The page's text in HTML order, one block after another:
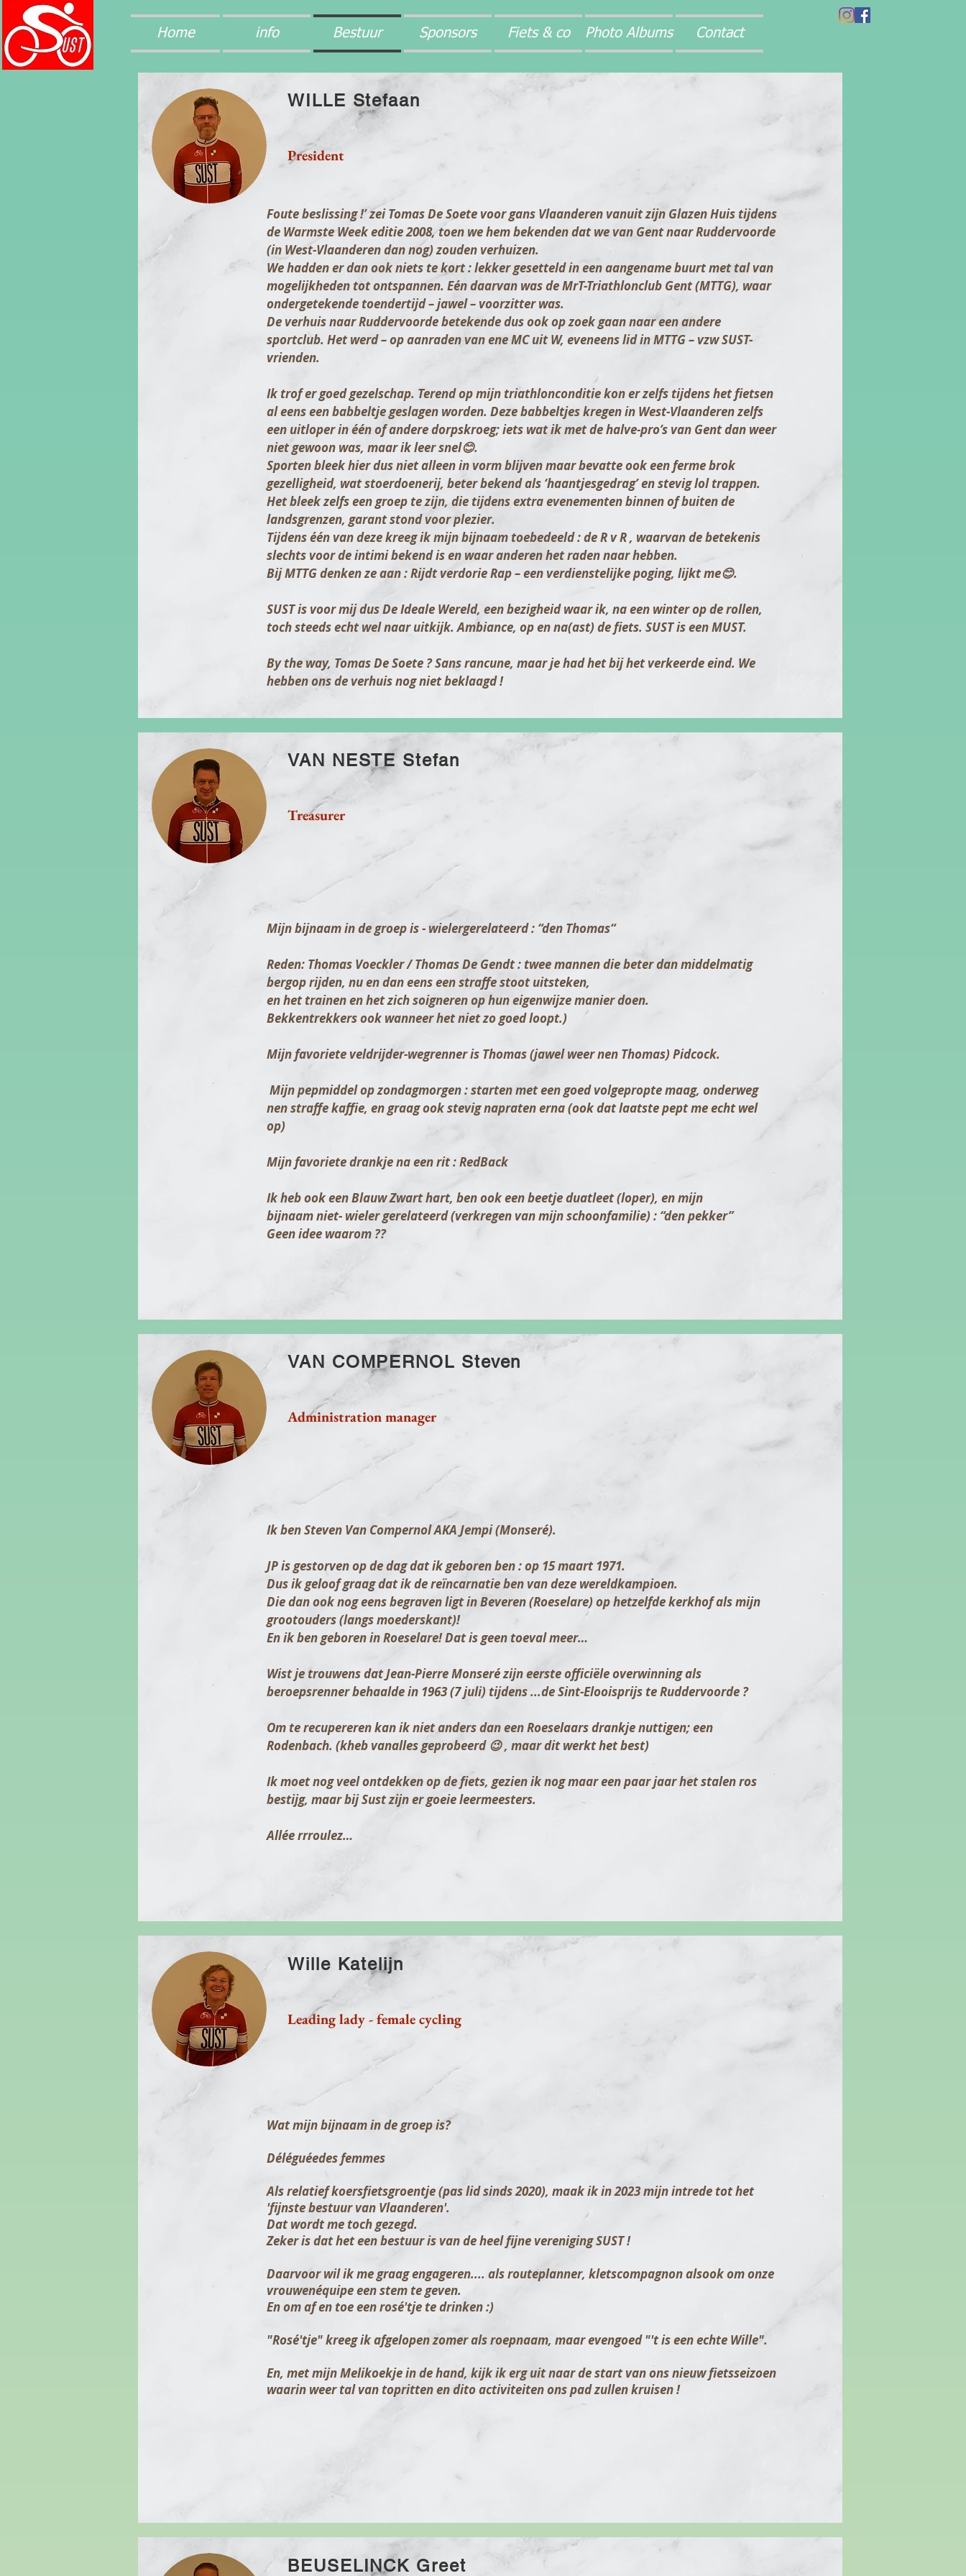
Home info Bestuur Sponsors Fiets & co Photo Albums Contact
WILLE Stefaan
President
Foute beslissing !’ zei Tomas De Soete voor gans Vlaanderen vanuit zijn Glazen Huis tijdens
de Warmste Week editie 2008, toen we hem bekenden dat we van Gent naar Ruddervoorde
(in West-Vlaanderen dan nog) zouden verhuizen.
We hadden er dan ook niets te kort : lekker gesetteld in een aangename buurt met tal van
mogelijkheden tot ontspannen. Eén daarvan was de MrT-Triathlonclub Gent (MTTG), waar
ondergetekende toendertijd – jawel – voorzitter was.
De verhuis naar Ruddervoorde betekende dus ook op zoek gaan naar een andere
sportclub. Het werd – op aanraden van ene MC uit W, eveneens lid in MTTG – vzw SUST-
vrienden.
Ik trof er goed gezelschap. Terend op mijn triathlonconditie kon er zelfs tijdens het fietsen
al eens een babbeltje geslagen worden. Deze babbeltjes kregen in West-Vlaanderen zelfs
een uitloper in één of andere dorpskroeg; iets wat ik met de halve-pro’s van Gent dan weer
niet gewoon was, maar ik leer snel😊.
Sporten bleek hier dus niet alleen in vorm blijven maar bevatte ook een ferme brok
gezelligheid, wat stoerdoenerij, beter bekend als ‘haantjesgedrag’ en stevig lol trappen.
Het bleek zelfs een groep te zijn, die tijdens extra evenementen binnen of buiten de
landsgrenzen, garant stond voor plezier.
Tijdens één van deze kreeg ik mijn bijnaam toebedeeld : deR v R, waarvan de betekenis
slechts voor de intimi bekend is en waar anderen het raden naar hebben.
Bij MTTG denken ze aan :RijdtverdorieRap – een verdienstelijke poging, lijkt me😊.
SUSTis voor mij dus De Ideale Wereld, een bezigheid waar ik, na een winter op de rollen,
toch steeds echt wel naar uitkijk. Ambiance, op en na(ast) de fiets. SUSTis eenMUST.
By the way, Tomas De Soete ? Sans rancune, maar je had het bij het verkeerde eind. We
hebben ons de verhuis nog niet beklaagd !
VAN NESTE Stefan
Treasurer
Mijn bijnaam in de groep is - wielergerelateerd : “den Thomas“
Reden: Thomas Voeckler / Thomas De Gendt : twee mannen die beter dan middelmatig
bergop rijden, nu en dan eens een straffe stoot uitsteken,
en het trainen en het zich soigneren op hun eigenwijze manier doen.
Bekkentrekkers ook wanneer het niet zo goed loopt.)
Mijn favoriete veldrijder-wegrenner is Thomas (jawel weer nen Thomas) Pidcock.
Mijn pepmiddel op zondagmorgen : starten met een goed volgepropte maag, onderweg
nen straffe kaffie, en graag ook stevig napraten erna (ook dat laatste pept me echt wel
op)
Mijn favoriete drankje na een rit : RedBack
Ik heb ook eenBlauwZwarthart, ben ook een beetje duatleet (loper), en mijn
bijnaam niet- wieler gerelateerd (verkregen van mijn schoonfamilie) : “den pekker”
Geen idee waarom ??
VAN COMPERNOL Steven
Administration manager
Ik ben Steven Van Compernol AKA Jempi (Monseré).
JP is gestorven op de dag dat ik geboren ben : op 15 maart 1971.
Dus ik geloof graag dat ik de reïncarnatie ben van deze wereldkampioen.
Die dan ook nog eens begraven ligt in Beveren (Roeselare) op hetzelfde kerkhof als mijn
grootouders (langs moederskant)!
En ik ben geboren in Roeselare! Dat is geen toeval meer…
Wist je trouwens dat Jean-Pierre Monseré zijn eerste officiële overwinning als
beroepsrenner behaalde in 1963 (7 juli) tijdens ...de Sint-Elooisprijs te Ruddervoorde ?
Om te recupereren kan ik niet anders dan een Roeselaars drankje nuttigen; een
Rodenbach. (kheb vanalles geprobeerd 😉 , maar dit werkt het best)
Ik moet nog veel ontdekken op de fiets, gezien ik nog maar een paar jaar het stalen ros
bestijg, maar bij Sust zijn er goeie leermeesters.
Allée rrroulez…
Wille Katelijn
Leading lady - female cycling
Wat mijn bijnaam in de groep is?
Déléguéedes femmes
Als relatief koersfietsgroentje (pas lid sinds 2020), maak ik in 2023 mijn intrede tot het
'fijnste bestuur van Vlaanderen'.
Dat wordt me toch gezegd.
Zeker is dat het een bestuur is van de heel fijne vereniging SUST !
Daarvoor wil ik me graag engageren.... als routeplanner, kletscompagnon alsook om onze
vrouwenéquipe een stem te geven.
En om af en toe een rosé'tje te drinken :)
"Rosé'tje" kreeg ik afgelopen zomer als roepnaam, maar evengoed "'t is een echte Wille".
En, met mijn Melikoekje in de hand, kijk ik erg uit naar de start van ons nieuw fietsseizoen
waarin weer tal van topritten en dito activiteiten ons pad zullen kruisen !
BEUSELINCK Greet